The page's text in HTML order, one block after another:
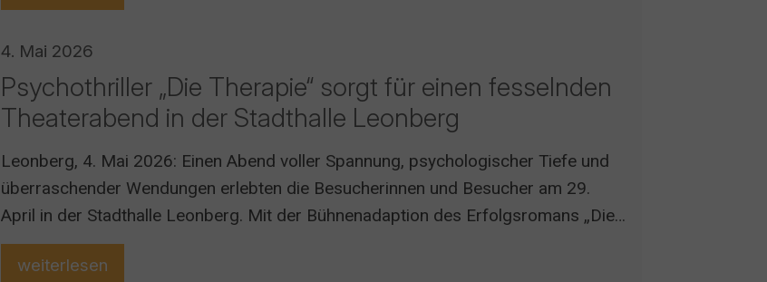
4. Mai 2026
Psychothriller „Die Therapie“ sorgt für einen fesselnden
Theaterabend in der Stadthalle Leonberg
Leonberg, 4. Mai 2026: Einen Abend voller Spannung, psychologischer Tiefe und
überraschender Wendungen erlebten die Besucherinnen und Besucher am 29.
April in der Stadthalle Leonberg. Mit der Bühnenadaption des Erfolgsromans „Die
Therapie“ von Sebastian Fitzek wurde dem Publikum ein intensives Theatererlebnis
geboten, das noch lange nachwirkte.
weiterlesen